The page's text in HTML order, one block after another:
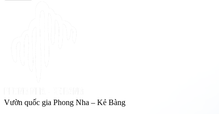
Vườn quốc gia Phong Nha – Kẻ Bàng